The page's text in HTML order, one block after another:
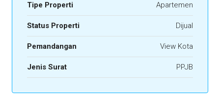
Tipe Properti Apartemen
Status Properti Dijual
Pemandangan View Kota
Jenis Surat PPJB